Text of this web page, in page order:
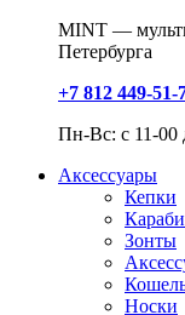
MINT —
Петербурга
+7 812 449-51-
Пн-Вс: с 11-00
Аксессуары
Кепки
Зонты
Носки